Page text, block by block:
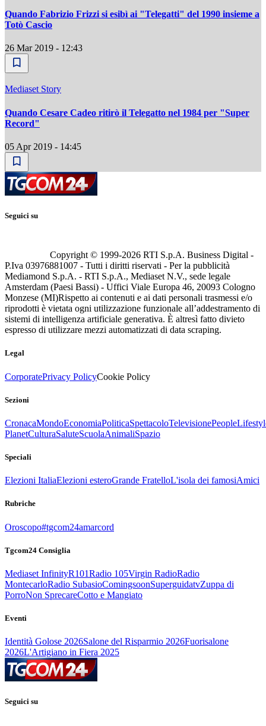
Quando Fabrizio Frizzi si esibì ai "Telegatti" del 1990 insieme a
Totò Cascio
26 Mar 2019 - 12:43
Mediaset Story
Quando Cesare Cadeo ritirò il Telegatto nel 1984 per "Super
Record"
05 Apr 2019 - 14:45
Seguici su
Copyright © 1999-2026 RTI S.p.A. Business Digital -
P.Iva 03976881007 - Tutti i diritti riservati - Per la pubblicità
Mediamond S.p.A. - RTI S.p.A., Mediaset N.V., sede legale
Amsterdam (Paesi Bassi) - Uffici Viale Europa 46, 20093 Cologno
Monzese (MI)Rispetto ai contenuti e ai dati personali trasmessi e/o
riprodotti è vietata ogni utilizzazione funzionale all’addestramento di
sistemi di intelligenza artificiale generativa. È altresì fatto divieto
espresso di utilizzare mezzi automatizzati di data scraping.
Legal
CorporatePrivacy PolicyCookie Policy
Sezioni
CronacaMondoEconomiaPoliticaSpettacoloTelevisionePeople
PlanetCulturaSaluteScuolaAnimaliSpazio
Speciali
Elezioni ItaliaElezioni esteroGrande FratelloL'isola dei famosiAmici
Rubriche
Oroscopo#tgcom24amarcord
Tgcom24 Consiglia
Mediaset InfinityR101Radio 105Virgin RadioRadio
MontecarloRadio SubasioComingsoonSuperguidatvZuppa di
PorroNon SprecareCotto e Mangiato
Eventi
Identità Golose 2026Salone del Risparmio 2026Fuorisalone
2026L'Artigiano in Fiera 2025
Seguici su